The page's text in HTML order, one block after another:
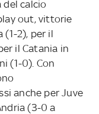
calcio
out, vittorie
2), per il
il Catania in
(1-0). Con
anche per Juve
(3-0 a